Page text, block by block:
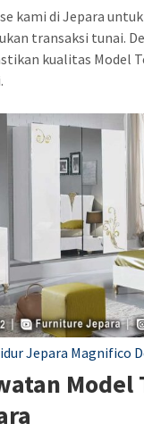
kami di Jepara
transaksi tunai.
kualitas Model
Jepara Magnifico
Model